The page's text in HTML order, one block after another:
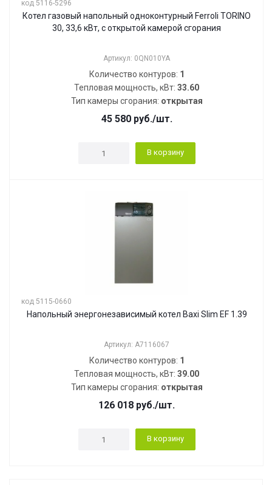
код 5116-5296
Котел газовый напольный одноконтурный Ferroli TORINO
30, 33,6 кВт, с открытой камерой сгорания
Артикул: 0QN010YA
Количество контуров: 1
Тепловая мощность, кВт: 33.60
Тип камеры сгорания: открытая
45 580руб./шт.
В корзину
код 5115-0660
Напольный энергонезависимый котел Baxi Slim EF 1.39
Артикул: A7116067
Количество контуров: 1
Тепловая мощность, кВт: 39.00
Тип камеры сгорания: открытая
126 018 руб./шт.
В корзину